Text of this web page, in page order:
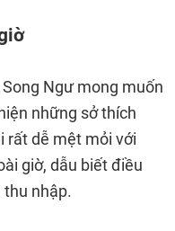
Ngư mong muốn
những sở thích
rất dễ mệt mỏi với
giờ, dẫu biết điều
nhập.